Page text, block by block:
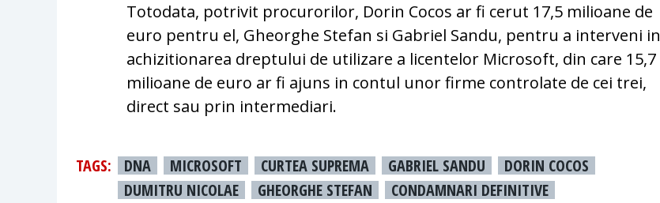
Totodata, potrivit procurorilor, Dorin Cocos ar fi cerut 17,5 milioane de
euro pentru el, Gheorghe Stefan si Gabriel Sandu, pentru a interveni in
achizitionarea dreptului de utilizare a licentelor Microsoft, din care 15,7
milioane de euro ar fi ajuns in contul unor firme controlate de cei trei,
direct sau prin intermediari.
TAGS: DNA MICROSOFT CURTEA SUPREMA GABRIEL SANDU
DORIN COCOS
DUMITRU NICOLAE
GHEORGHE STEFAN
CONDAMNARI DEFINITIVE